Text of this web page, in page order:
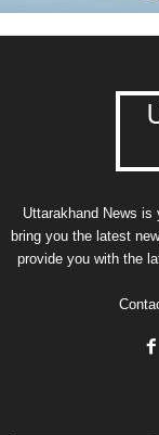
Uttarakhand News
bring you the latest
provide you with the